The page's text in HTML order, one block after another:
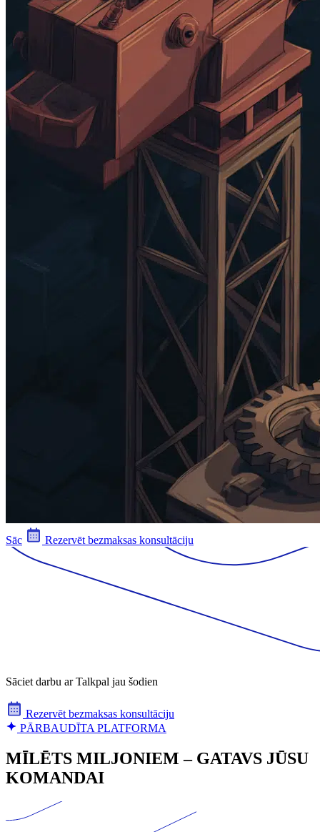
Sāc Rezervēt bezmaksas konsultāciju
Sāciet darbu ar Talkpal jau šodien
Rezervēt bezmaksas konsultāciju
PĀRBAUDĪTA PLATFORMA
MĪLĒTS MILJONIEM – GATAVS JŪSU
KOMANDAI